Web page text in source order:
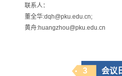
联系人：
董全华:dqh@pku.edu.cn;
黄舟:huangzhou@pku.edu.cn
3 会议